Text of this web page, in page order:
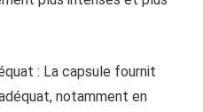
: La capsule fournit
notamment en